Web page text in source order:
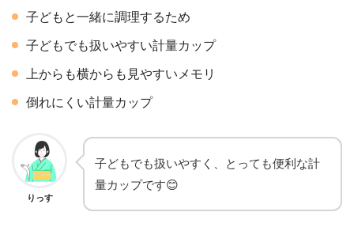
子どもと一緒に調理するため
子どもでも扱いやすい計量カップ
上からも横からも見やすいメモリ
倒れにくい計量カップ
りっす
子どもでも扱いやすく、とっても便利な計
量カップです😊